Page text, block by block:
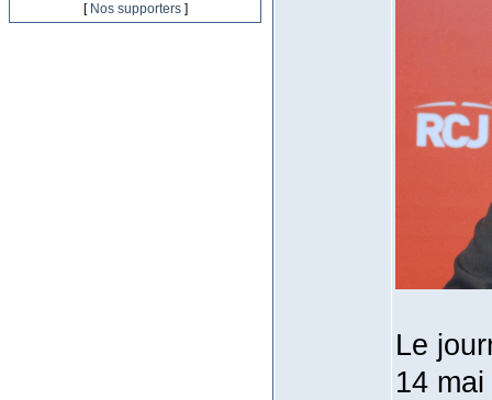
[ Nos supporters]
Le
14